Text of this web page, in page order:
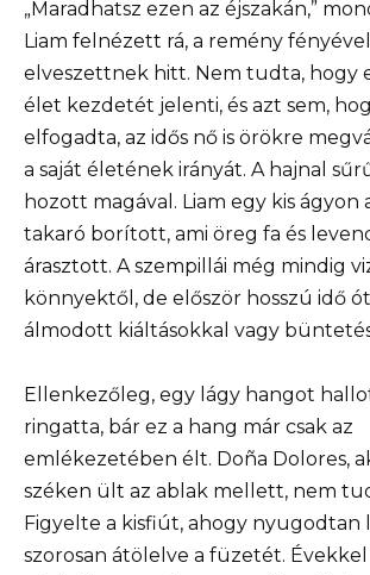
„Maradhatsz ezen az éjszakán,”
Liam felnézett rá, a remény
elveszettnek hitt. Nem tudta, hogy
élet kezdetét jelenti, és azt sem,
elfogadta, az idős nő is örökre
a saját életének irányát. A hajnal
hozott magával. Liam egy kis
takaró borított, ami öreg fa és
árasztott. A szempillái még mindig
könnyektől, de először hosszú idő
álmodott kiáltásokkal vagy
Ellenkezőleg, egy lágy hangot
ringatta, bár ez a hang már csak az
emlékezetében élt. Doña Dolores,
széken ült az ablak mellett, nem
Figyelte a kisfiút, ahogy nyugodtan
szorosan átölelve a füzetét.